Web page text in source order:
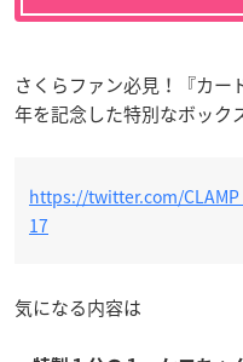
さくらファン必見！『カー
年を記念した特別なボック
https://twitter.com/
17
気になる内容は